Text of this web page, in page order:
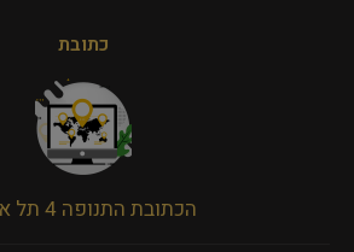
כתובת
הכתובת התנופה 4 תל אביב